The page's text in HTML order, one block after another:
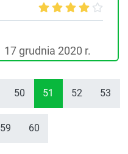
17 grudnia 2020 r.
50 51 52 53
59 60